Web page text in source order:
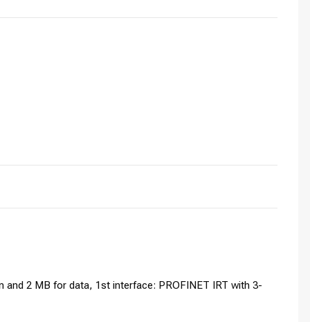
and 2 MB for data, 1st interface: PROFINET IRT with 3-